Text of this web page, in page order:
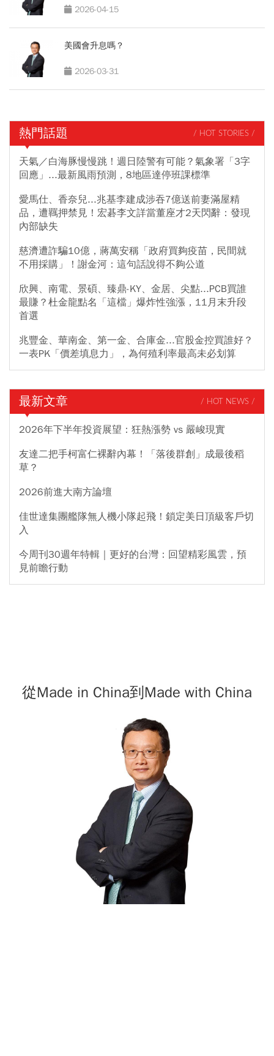
2026-04-15
美國會升息嗎？
2026-03-31
熱門話題 / HOT STORIES /
天氣／白海豚慢慢跳！週日陸警有可能？氣象署「3字
回應」...最新風雨預測，8地區達停班課標準
愛馬仕、香奈兒...兆基李建成涉吞7億送前妻滿屋精
品，遭羈押禁見！宏碁李文詳當董座才2天閃辭：發現
內部缺失
慈濟遭詐騙10億，蔣萬安稱「政府買夠疫苗，民間就
不用採購」！謝金河：這句話說得不夠公道
欣興、南電、景碩、臻鼎-KY、金居、尖點...PCB買誰
最賺？杜金龍點名「這檔」爆炸性強漲，11月末升段
首選
兆豐金、華南金、第一金、合庫金...官股金控買誰好？
一表PK「價差填息力」，為何殖利率最高未必划算
最新文章 / HOT NEWS /
2026年下半年投資展望：狂熱漲勢 vs 嚴峻現實
友達二把手柯富仁裸辭內幕！「落後群創」成最後稻
草？
2026前進大南方論壇
佳世達集團艦隊無人機小隊起飛！鎖定美日頂級客戶切
入
今周刊30週年特輯｜更好的台灣：回望精彩風雲，預
見前瞻行動
從Made in China到Made with China